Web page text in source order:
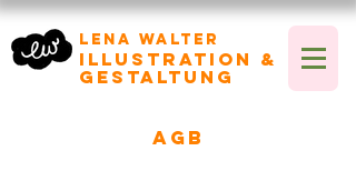
Lena Walter
Illustration &
Gestaltung
AGB